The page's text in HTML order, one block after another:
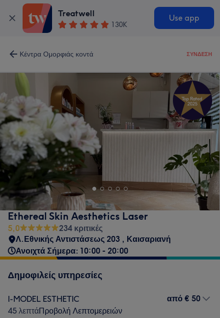
Treatwell
130K
Use app
Κέντρα Ομορφιάς κοντά ΣΎΝΔΕΣΗ
Ethereal Skin Aesthetics Laser
5,0
234 κριτικές
Λ.Εθνικής Αντιστάσεως 203 , Καισαριανή
Ανοιχτά Σήμερα: 10:00 - 20:00
Δημοφιλείς υπηρεσίες
I-MODEL ESTHETIC
45 λεπτάΠροβολή Λεπτομερειών
από € 50